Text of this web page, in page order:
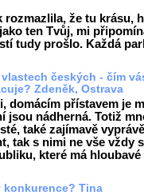
rozmazlila, že tu krásu,
ten Tvůj, mi
tudy prošlo. Každá
českých - čím
Zdeněk, Ostrava
domácím přístavem je
jsou nádherná. Totiž
také zajímavě
tak s nimi ne vše vždy
které má hloubavé
konkurence? Tina